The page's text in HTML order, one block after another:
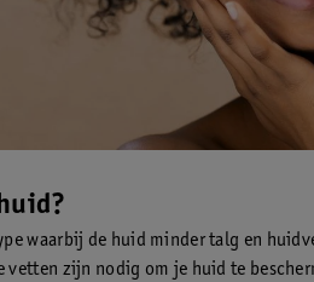
waarbij de huid minder talg en
vetten zijn nodig om je huid te